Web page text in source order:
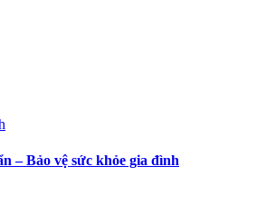
– Bảo vệ sức khỏe gia đình